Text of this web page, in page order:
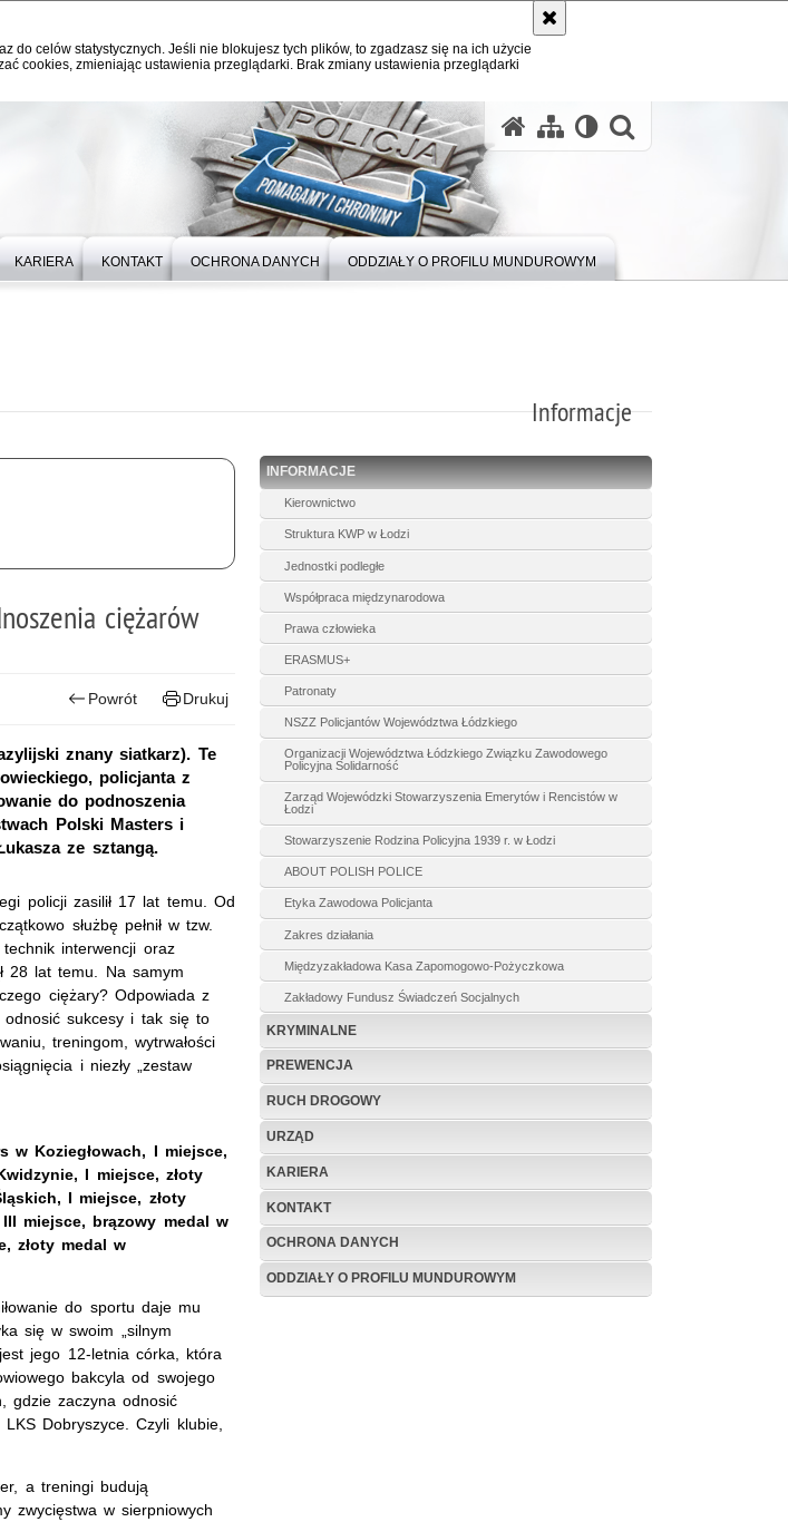
do celów statystycznych. Jeśli nie blokujesz tych plików, to zgadzasz się na ich użycie
cookies, zmieniając ustawienia przeglądarki. Brak zmiany ustawienia przeglądarki
KARIERA KONTAKT OCHRONA DANYCH ODDZIAŁY O PROFILU MUNDUROWYM
Informacje
ciężarów
Powrót Drukuj
znany siatkarz). Te
policjanta z
do podnoszenia
Polski Masters i
ze sztangą.
policji zasilił 17 lat temu. Od
służbę pełnił w tzw.
interwencji oraz
28 lat temu. Na samym
ciężary? Odpowiada z
odnosić sukcesy i tak się to
treningom, wytrwałości
i niezły „zestaw
w Koziegłowach, I miejsce,
I miejsce, złoty
I miejsce, złoty
miejsce, brązowy medal w
złoty medal w
do sportu daje mu
się w swoim „silnym
jego 12-letnia córka, która
bakcyla od swojego
gdzie zaczyna odnosić
Dobryszyce. Czyli klubie,
a treningi budują
zwycięstwa w sierpniowych
INFORMACJE
Kierownictwo
Struktura KWP w Łodzi
Jednostki podległe
Współpraca międzynarodowa
Prawa człowieka
ERASMUS+
Patronaty
NSZZ Policjantów Województwa Łódzkiego
Organizacji Województwa Łódzkiego Związku Zawodowego
Policyjna Solidarność
Zarząd Wojewódzki Stowarzyszenia Emerytów i Rencistów w
Łodzi
Stowarzyszenie Rodzina Policyjna 1939 r. w Łodzi
ABOUT POLISH POLICE
Etyka Zawodowa Policjanta
Zakres działania
Międzyzakładowa Kasa Zapomogowo-Pożyczkowa
Zakładowy Fundusz Świadczeń Socjalnych
KRYMINALNE
PREWENCJA
RUCH DROGOWY
URZĄD
KARIERA
KONTAKT
OCHRONA DANYCH
ODDZIAŁY O PROFILU MUNDUROWYM